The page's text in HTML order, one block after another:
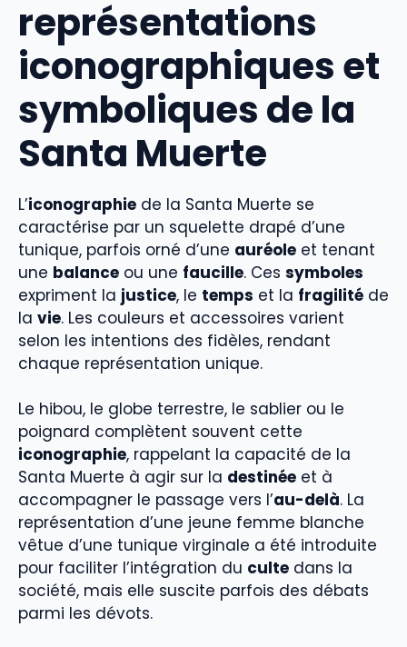
représentations
iconographiques et
symboliques de la
Santa Muerte
L’iconographie de la Santa Muerte se
caractérise par un squelette drapé d’une
tunique, parfois orné d’une auréole et tenant
une balance ou une faucille. Ces symboles
expriment la justice, le temps et la fragilité de
la vie. Les couleurs et accessoires varient
selon les intentions des fidèles, rendant
chaque représentation unique.
Le hibou, le globe terrestre, le sablier ou le
poignard complètent souvent cette
iconographie, rappelant la capacité de la
Santa Muerte à agir sur la destinée et à
accompagner le passage vers l’au-delà. La
représentation d’une jeune femme blanche
vêtue d’une tunique virginale a été introduite
pour faciliter l’intégration du culte dans la
société, mais elle suscite parfois des débats
parmi les dévots.